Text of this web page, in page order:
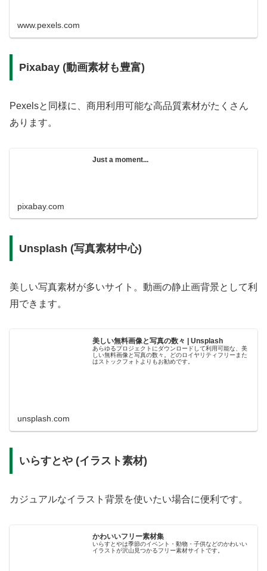
www.pexels.com
Pixabay (動画素材も豊富)
Pexelsと同様に、商用利用可能な高品質素材がたくさん
あります。
Just a moment...
pixabay.com
Unsplash (写真素材中心)
美しい写真素材が多いサイト。動画の静止画背景として利
用できます。
美しい無料画像と写真の数々 | Unsplash
あらゆるプロジェクトにダウンロードして利用可能な、美
しい無料画像と写真の数々。どのロイヤリティフリーまた
はストックフォトよりもお勧めです。
unsplash.com
いらすとや (イラスト素材)
カジュアルなイラスト背景を使いたい場合に便利です。
かわいいフリー素材集
いらすとやは季節のイベント・動物・子供などのかわいい
イラストが沢山見つかるフリー素材サイトです。